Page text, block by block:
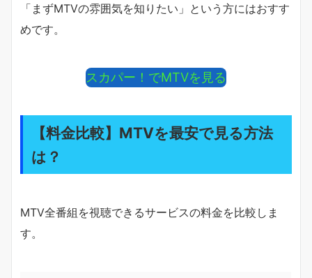
「まずMTVの雰囲気を知りたい」という方にはおすす
めです。
スカパー！でMTVを見る
【料金比較】MTVを最安で見る方法
は？
MTV全番組を視聴できるサービスの料金を比較しま
す。